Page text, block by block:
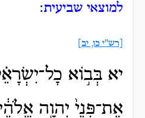
למוצאי שביעית:
[רש"י כו, יב]
יא בְּב֣וֹא
אֶת־פְּנֵי֙ יְהוָ֣ה